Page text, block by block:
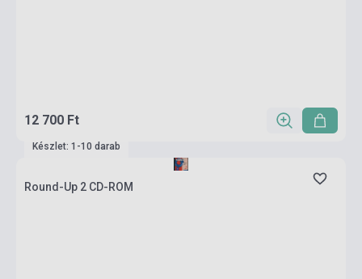
12 700 Ft
Készlet: 1-10 darab
Round-Up 2 CD-ROM